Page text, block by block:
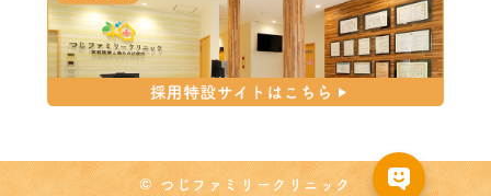
© つじファミリークリニック